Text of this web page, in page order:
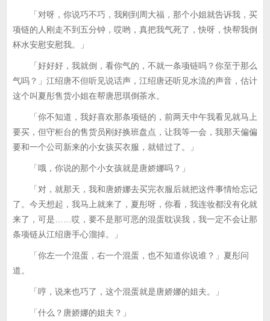
「对呀，你说巧不巧，我刚到周大福，那个小姐就告诉我，买
项链的人刚走不到五分钟，哎哟，真把我气死了，快呀，快帮我倒
杯水安慰安慰我。」
「好好好，我就倒，看你气的，不就一条项链吗？你至于那么
气吗？」江绍唐不但听见说话声，江绍唐还听见水流的声音，估计
这个叫夏彤售货小姐在帮唐思琪倒茶水。
「你不知道，我好喜欢那条项链的，前两天中午我看见就马上
要买，但守柜台的售货员刚好换班盘点，让我等一会，我那天偏偏
要和一个公司新来的小女孩买衣服，就错过了。」
「哦，你说的那个小女孩就是唐娇娜吗？」
「对，就那天，我和唐娇娜去买完衣服后就把这件事情给忘记
了。今天想起，我马上就来了，夏彤呀，你看，我连妆都没有化就
来了，可是……哎，要不是那可恶的混蛋耽误我，我一定不会让那
条项链从江绍唐手心溜掉。」
「你左一个混蛋，右一个混蛋，也不知道你说谁？」夏彤问
道。
「哼，说来也巧了，这个混蛋就是唐娇娜的姐夫。」
「什么？唐娇娜的姐夫？」